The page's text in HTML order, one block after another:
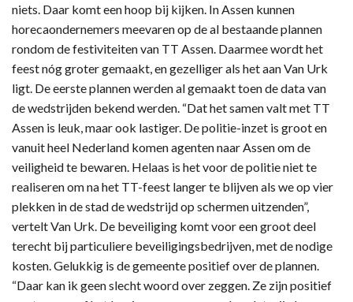
niets. Daar komt een hoop bij kijken. In Assen kunnen
horecaondernemers meevaren op de al bestaande plannen
rondom de festiviteiten van TT Assen. Daarmee wordt het
feest nóg groter gemaakt, en gezelliger als het aan Van Urk
ligt. De eerste plannen werden al gemaakt toen de data van
de wedstrijden bekend werden. “Dat het samen valt met TT
Assen is leuk, maar ook lastiger. De politie-inzet is groot en
vanuit heel Nederland komen agenten naar Assen om de
veiligheid te bewaren. Helaas is het voor de politie niet te
realiseren om na het TT-feest langer te blijven als we op vier
plekken in de stad de wedstrijd op schermen uitzenden”,
vertelt Van Urk. De beveiliging komt voor een groot deel
terecht bij particuliere beveiligingsbedrijven, met de nodige
kosten. Gelukkig is de gemeente positief over de plannen.
“Daar kan ik geen slecht woord over zeggen. Ze zijn positief